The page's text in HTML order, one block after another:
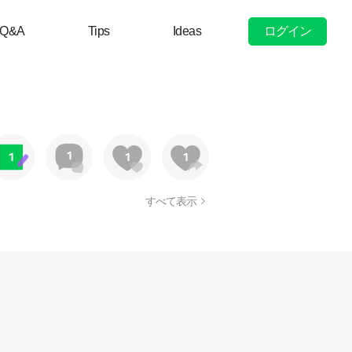
Q&A Tips Ideas ログイン
すべて表示